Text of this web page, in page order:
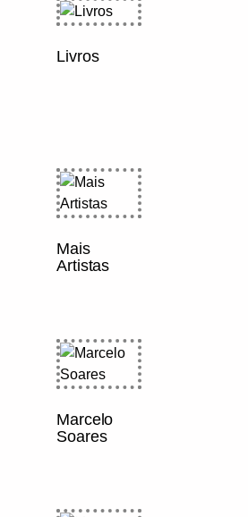
Livros
Mais
Artistas
Marcelo
Soares